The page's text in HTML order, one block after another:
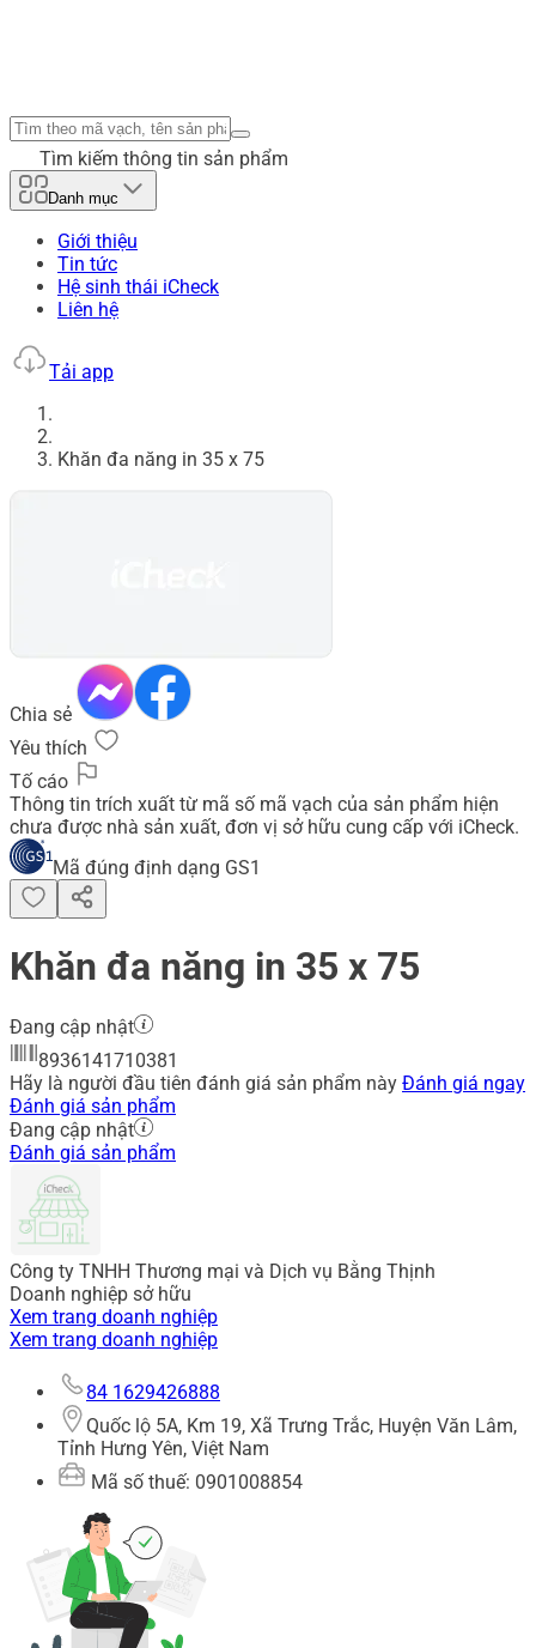
Tìm kiếm thông tin sản phẩm
Danh mục
Giới thiệu
Tin tức
Hệ sinh thái iCheck
Liên hệ
Tải app
Khăn đa năng in 35 x 75
Chia sẻ
Yêu thích
Tố cáo
Thông tin trích xuất từ mã số mã vạch của sản phẩm hiện
chưa được nhà sản xuất, đơn vị sở hữu cung cấp với iCheck.
Mã đúng định dạng GS1
Khăn đa năng in 35 x 75
Đang cập nhật
8936141710381
Hãy là người đầu tiên đánh giá sản phẩm này Đánh giá ngay
Đánh giá sản phẩm
Đang cập nhật
Đánh giá sản phẩm
Công ty TNHH Thương mại và Dịch vụ Bằng Thịnh
Doanh nghiệp sở hữu
Xem trang doanh nghiệp
Xem trang doanh nghiệp
84 1629426888
Quốc lộ 5A, Km 19, Xã Trưng Trắc, Huyện Văn Lâm,
Tỉnh Hưng Yên, Việt Nam
Mã số thuế: 0901008854